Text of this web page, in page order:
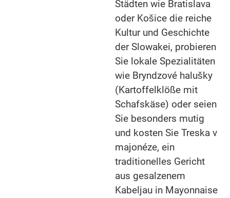
Städten wie Bratislava
oder Košice die reiche
Kultur und Geschichte
der Slowakei, probieren
Sie lokale Spezialitäten
wie Bryndzové halušky
(Kartoffelklöße mit
Schafskäse) oder seien
Sie besonders mutig
und kosten Sie Treska v
majonéze, ein
traditionelles Gericht
aus gesalzenem
Kabeljau in Mayonnaise